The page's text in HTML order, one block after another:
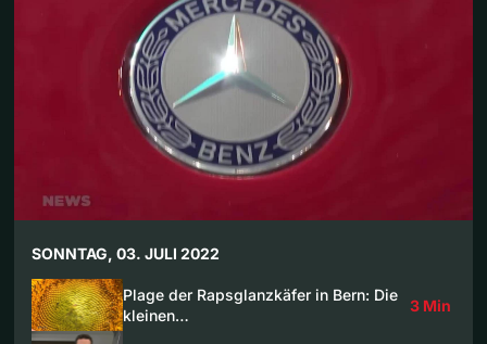
SONNTAG, 03. JULI 2022
Plage der Rapsglanzkäfer in Bern: Die
kleinen…
3 Min